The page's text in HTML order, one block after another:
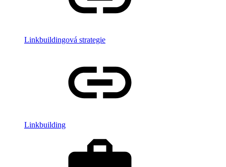
Linkbuildingová strategie
Linkbuilding